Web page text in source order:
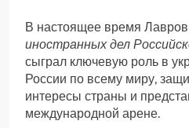
В настоящее время Лавров
иностранных дел
сыграл ключевую роль в
России по всему миру,
интересы страны и
международной арене.